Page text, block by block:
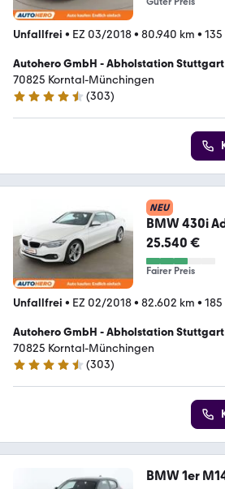
Unfallfrei • EZ 03/2018• 80.940 km • 135
Autohero GmbH - Abholstation Stuttgart
70825 Korntal-Münchingen
4.4 Sterne
(303)
NEU
BMW 430i
25.540 €
Fairer Preis
Unfallfrei • EZ 02/2018• 82.602 km • 185
Autohero GmbH - Abholstation Stuttgart
70825 Korntal-Münchingen
4.4 Sterne
(303)
BMW 1er